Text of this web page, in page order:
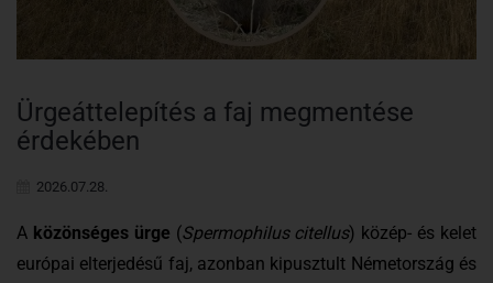
Ürgeáttelepítés a faj megmentése
érdekében
2026.07.28.
A közönséges ürge (Spermophilus citellus) közép- és kelet
európai elterjedésű faj, azonban kipusztult Németország és